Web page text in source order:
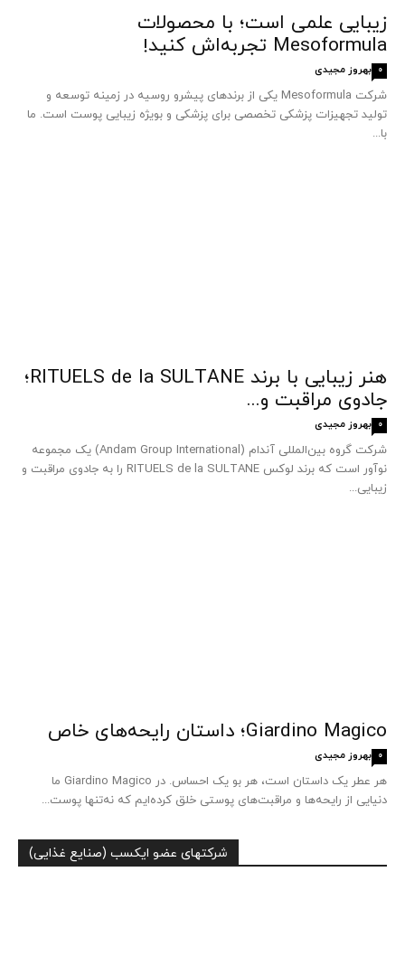
زیبایی علمی است؛ با محصولات
Mesoformula تجربه‌اش کنید!
بهروز مجیدی 0
شرکت Mesoformula یکی از برندهای پیشرو روسیه در زمینه توسعه و
تولید تجهیزات پزشکی تخصصی برای پزشکی و بویژه زیبایی پوست است. ما
با...
هنر زیبایی با برند RITUELS de la SULTANE؛
جادوی مراقبت و...
بهروز مجیدی 0
شرکت گروه بین‌المللی آندام (Andam Group International) یک مجموعه
نوآور است که برند لوکس RITUELS de la SULTANE را به جادوی مراقبت و
زیبایی...
Giardino Magico؛ داستان رایحه‌های خاص
بهروز مجیدی 0
هر عطر یک داستان است، هر بو یک احساس. در Giardino Magico ما
دنیایی از رایحه‌ها و مراقبت‌های پوستی خلق کرده‌ایم که نه‌تنها پوست...
شرکتهای عضو ایکسب (صنایع غذایی)